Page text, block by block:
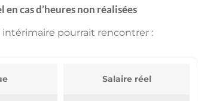
cas d’heures non réalisées
intérimaire pourrait rencontrer :
Salaire réel